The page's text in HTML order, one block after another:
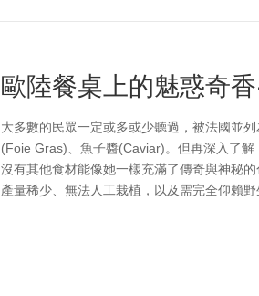
歐陸餐桌上的魅惑奇
大多數的民眾一定或多或少聽過，被法國並
(Foie Gras)、魚子醬(Caviar)。但再深入了
沒有其他食材能像她一樣充滿了傳奇與神秘
產量稀少、無法人工栽植，以及需完全仰賴野